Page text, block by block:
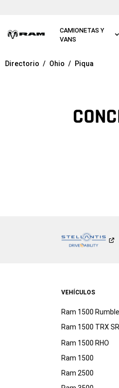
CAMIONETAS Y
VANS
Ir a
Directorio Ohio Piqua
VEHÍCULOS
Ram 1500
Ram 1500 TRX
Ram 1500 RHO
Ram 1500
Ram 2500